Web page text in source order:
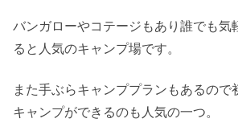
バンガローやコテージもあり誰でも気
ると人気のキャンプ場です。
また手ぶらキャンププランもあるので
キャンプができるのも人気の一つ。